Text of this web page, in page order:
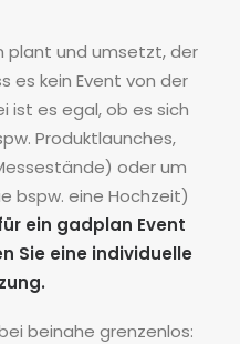
plant und umsetzt, der
es kein Event von der
ist es egal, ob es sich
Produktlaunches,
oder um
bspw. eine Hochzeit)
ein gadplan Event
Sie eine individuelle
beinahe grenzenlos: